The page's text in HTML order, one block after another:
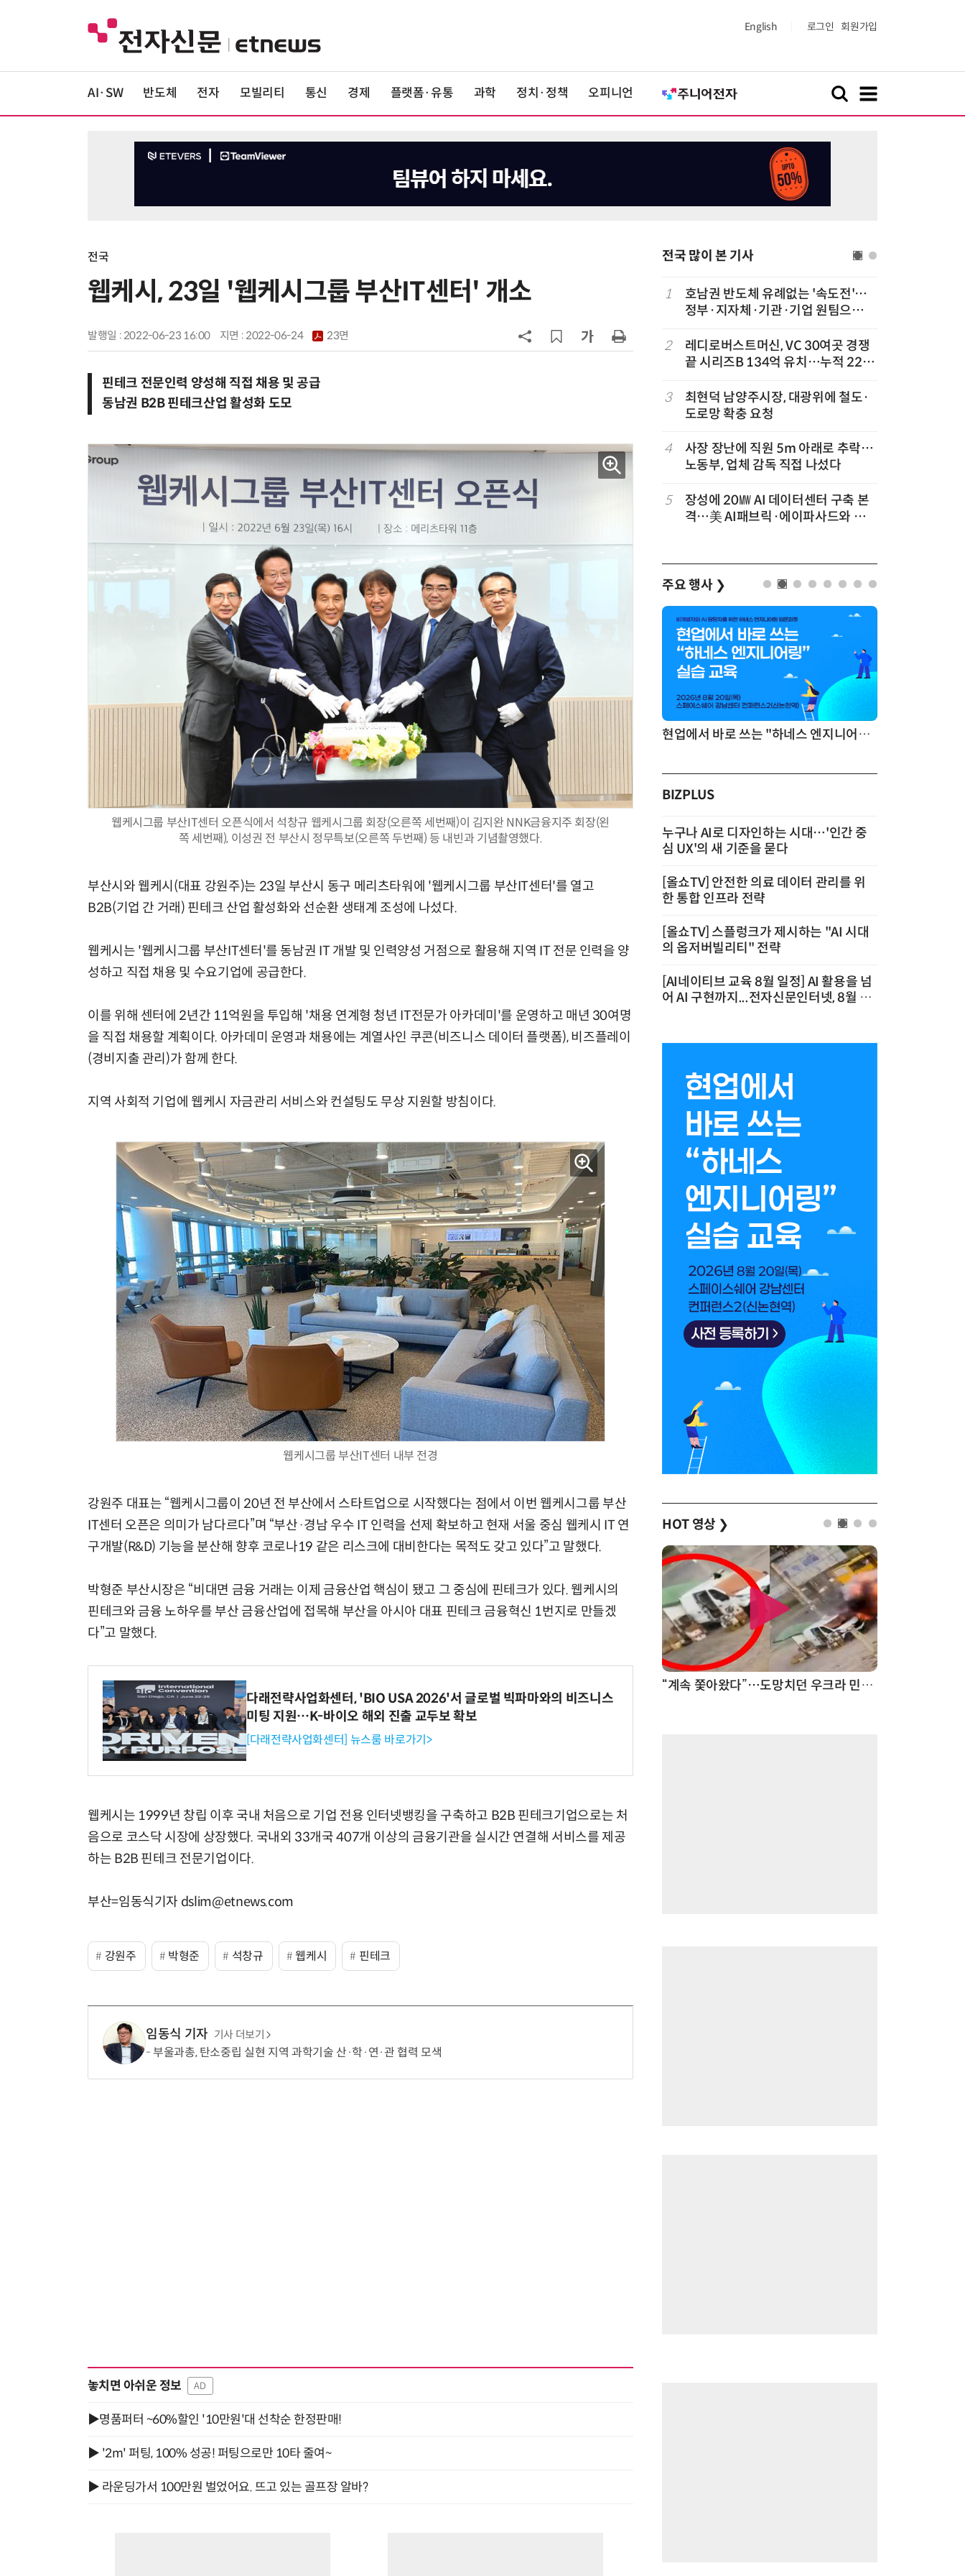
English 로그인 회원가입
AI·SW 반도체 전자 모빌리티 통신 경제 플랫폼·유통 과학 정치·정책 오피니언
전국
웹케시, 23일 '웹케시그룹 부산IT센터' 개소
발행일 : 2022-06-23 16:00 지면 :2022-06-24 23면
핀테크 전문인력 양성해 직접 채용 및 공급
동남권 B2B 핀테크산업 활성화 도모
웹케시그룹 부산IT센터 오픈식에서 석창규 웹케시그룹 회장(오른쪽 세번째)이 김지완 NNK금융지주 회장(왼
쪽 세번째), 이성권 전 부산시 정무특보(오른쪽 두번째) 등 내빈과 기념촬영했다.
부산시와 웹케시(대표 강원주)는 23일 부산시 동구 메리츠타워에 '웹케시그룹 부산IT센터'를 열고
B2B(기업 간 거래) 핀테크 산업 활성화와 선순환 생태계 조성에 나섰다.
웹케시는 '웹케시그룹 부산IT센터'를 동남권 IT 개발 및 인력양성 거점으로 활용해 지역 IT 전문 인력을 양
성하고 직접 채용 및 수요기업에 공급한다.
이를 위해 센터에 2년간 11억원을 투입해 '채용 연계형 청년 IT전문가 아카데미'를 운영하고 매년 30여명
을 직접 채용할 계획이다. 아카데미 운영과 채용에는 계열사인 쿠콘(비즈니스 데이터 플랫폼), 비즈플레이
(경비지출 관리)가 함께 한다.
지역 사회적 기업에 웹케시 자금관리 서비스와 컨설팅도 무상 지원할 방침이다.
웹케시그룹 부산IT센터 내부 전경
강원주 대표는 “웹케시그룹이 20년 전 부산에서 스타트업으로 시작했다는 점에서 이번 웹케시그룹 부산
IT센터 오픈은 의미가 남다르다”며 “부산·경남 우수 IT 인력을 선제 확보하고 현재 서울 중심 웹케시 IT 연
구개발(R&D) 기능을 분산해 향후 코로나19 같은 리스크에 대비한다는 목적도 갖고 있다”고 말했다.
박형준 부산시장은 “비대면 금융 거래는 이제 금융산업 핵심이 됐고 그 중심에 핀테크가 있다. 웹케시의
핀테크와 금융 노하우를 부산 금융산업에 접목해 부산을 아시아 대표 핀테크 금융혁신 1번지로 만들겠
다”고 말했다.
다래전략사업화센터, 'BIO USA 2026'서 글로벌 빅파마와의 비즈니스
미팅 지원…K-바이오 해외 진출 교두보 확보
[다래전략사업화센터] 뉴스룸 바로가기>
웹케시는 1999년 창립 이후 국내 처음으로 기업 전용 인터넷뱅킹을 구축하고 B2B 핀테크기업으로는 처
음으로 코스닥 시장에 상장했다. 국내외 33개국 407개 이상의 금융기관을 실시간 연결해 서비스를 제공
하는 B2B 핀테크 전문기업이다.
부산=임동식기자 dslim@etnews.com
강원주 박형준 석창규 웹케시 핀테크
임동식 기자 기사 더보기
부울과총, 탄소중립 실현 지역 과학기술 산·학·연·관 협력 모색
놓치면 아쉬운 정보 AD
▶명품퍼터 ~60%할인 '10만원'대 선착순 한정판매!
▶ '2m' 퍼팅, 100% 성공! 퍼팅으로만 10타 줄여~
▶ 라운딩가서 100만원 벌었어요. 뜨고 있는 골프장 알바?
전국 많이 본 기사
6
전남광주시, '반도체 클러스터 지정'
KIST, 기존 반도체 공정으로 전기·
9
태풍 소멸 뒤 더 뜨거워진다…'재난
전북 김제에 캐나다 첨단 배터리 기
투입
1
호남권 반도체 유례없는 '속도전'…
정부·지자체·기관·기업 원팀으로
2
레디로버스트머신, VC 30여곳 경쟁
끝 시리즈B 134억 유치…누적 229
3
최현덕 남양주시장, 대광위에 철도·
도로망 확충 요청
4
사장 장난에 직원 5m 아래로 추락…
노동부, 업체 감독 직접 나섰다
5
장성에 20㎿ AI 데이터센터 구축 본
격…美 AI패브릭·에이파사드와 업
주요 행사 ❯
양자컴퓨팅 비즈니스·기술 입문 1-Day 워크샵 - 큐비트·양자 알고리듬·Qiskit 실습으로 이해하는 차세대 현업에서 바로 쓰는 "하네스 엔지니어링" 실습 교육
BIZPLUS
누구나 AI로 디자인하는 시대…'인간 중
심 UX'의 새 기준을 묻다
[올쇼TV] 안전한 의료 데이터 관리를 위
한 통합 인프라 전략
[올쇼TV] 스플렁크가 제시하는 "AI 시대
의 옵저버빌리티" 전략
[AI네이티브 교육 8월 일정] AI 활용을 넘
어 AI 구현까지...전자신문인터넷, 8월 실
HOT 영상 ❯
“계속 쫓아왔다”…도망치던 우크라 민간인 공격한 러 자폭 드론